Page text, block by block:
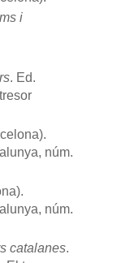
i
. Ed.
núm.
núm.
catalanes.